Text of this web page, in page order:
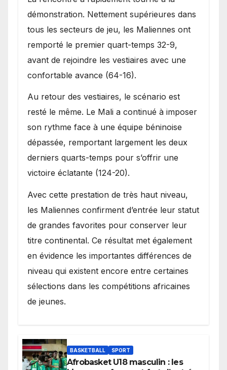
démonstration. Nettement supérieures dans
tous les secteurs de jeu, les Maliennes ont
remporté le premier quart-temps 32-9,
avant de rejoindre les vestiaires avec une
confortable avance (64-16).
Au retour des vestiaires, le scénario est
resté le même. Le Mali a continué à imposer
son rythme face à une équipe béninoise
dépassée, remportant largement les deux
derniers quarts-temps pour s’offrir une
victoire éclatante (124-20).
Avec cette prestation de très haut niveau,
les Maliennes confirment d’entrée leur statut
de grandes favorites pour conserver leur
titre continental. Ce résultat met également
en évidence les importantes différences de
niveau qui existent encore entre certaines
sélections dans les compétitions africaines
de jeunes.
BASKETBALL SPORT
Afrobasket U18 masculin : les